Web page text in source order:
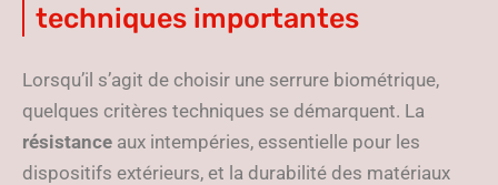
techniques importantes
Lorsqu’il s’agit de choisir une serrure biométrique,
quelques critères techniques se démarquent. La
résistance aux intempéries, essentielle pour les
dispositifs extérieurs, et la durabilité des matériaux